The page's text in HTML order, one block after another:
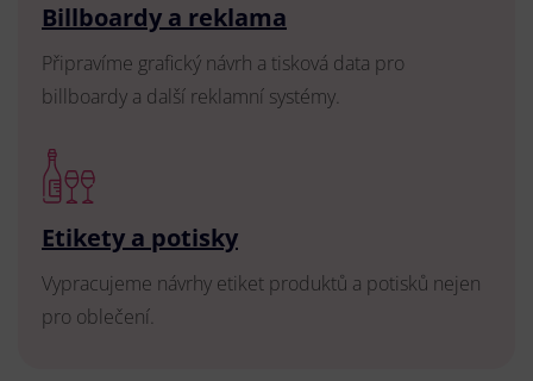
Billboardy a reklama
Připravíme grafický návrh a tisková data pro
billboardy a další reklamní systémy.
Etikety a potisky
Vypracujeme návrhy etiket produktů a potisků nejen
pro oblečení.